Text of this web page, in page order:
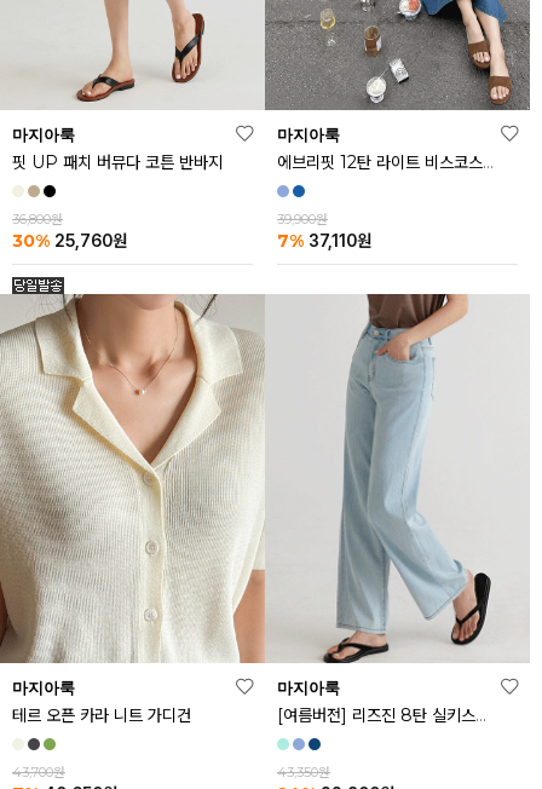
마지아룩
핏 UP 패치 버뮤다 코튼 반바지
36,800원
30% 25,760원
마지아룩
에브리핏 12탄 라이트 비스코스 쿨 데님 스커트
39,900원
7% 37,110원
마지아룩
테르 오픈 카라 니트 가디건
43,700원
마지아룩
[여름버전] 리즈진 8탄 실키스판 와이드 아이스 데님 팬츠
43,350원